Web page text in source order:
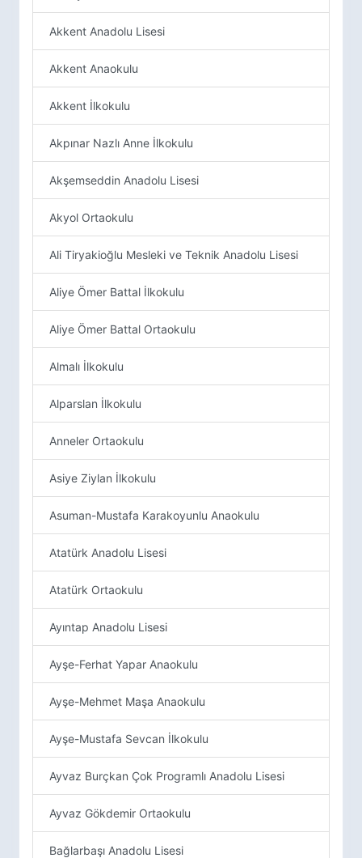
Akkent Anadolu Lisesi
Akkent Anaokulu
Akkent İlkokulu
Akpınar Nazlı Anne İlkokulu
Akşemseddin Anadolu Lisesi
Akyol Ortaokulu
Ali Tiryakioğlu Mesleki ve Teknik Anadolu Lisesi
Aliye Ömer Battal İlkokulu
Aliye Ömer Battal Ortaokulu
Almalı İlkokulu
Alparslan İlkokulu
Anneler Ortaokulu
Asiye Ziylan İlkokulu
Asuman-Mustafa Karakoyunlu Anaokulu
Atatürk Anadolu Lisesi
Atatürk Ortaokulu
Ayıntap Anadolu Lisesi
Ayşe-Ferhat Yapar Anaokulu
Ayşe-Mehmet Maşa Anaokulu
Ayşe-Mustafa Sevcan İlkokulu
Ayvaz Burçkan Çok Programlı Anadolu Lisesi
Ayvaz Gökdemir Ortaokulu
Bağlarbaşı Anadolu Lisesi